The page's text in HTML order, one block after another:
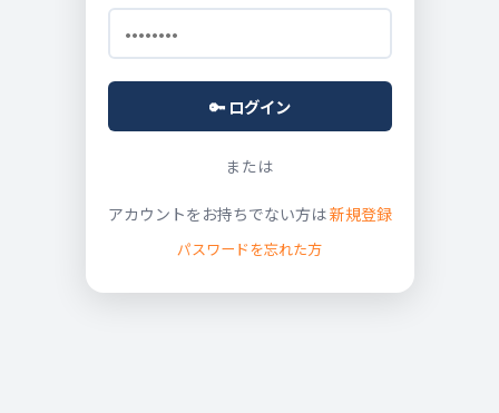
🔑 ログイン
または
アカウントをお持ちでない方は新規登録
パスワードを忘れた方